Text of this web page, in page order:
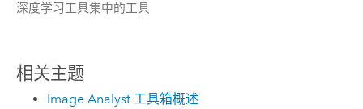
深度学习工具集中的工具
相关主题
Image Analyst 工具箱概述